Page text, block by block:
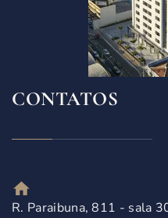
CONTATOS
R. Paraibuna, 811 - sala